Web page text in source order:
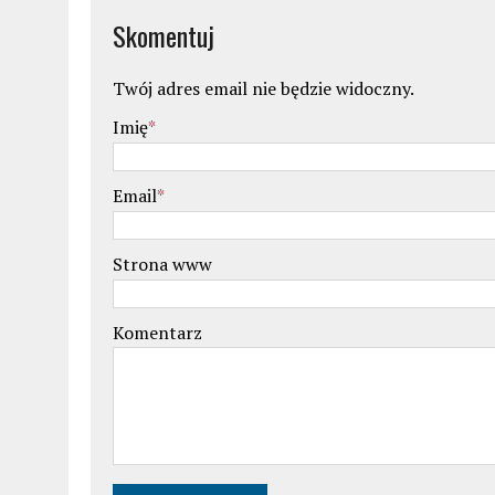
Skomentuj
Twój adres email nie będzie widoczny.
Imię*
Email*
Strona www
Komentarz